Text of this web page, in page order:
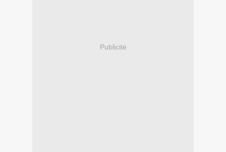
Publicité